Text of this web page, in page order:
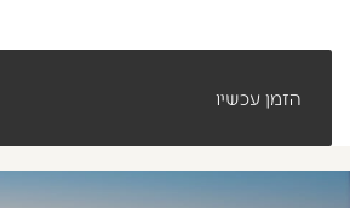
הזמן עכשיו